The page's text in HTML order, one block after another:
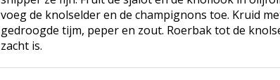
voeg de knolselder en de champignons toe. Kruid
gedroogde tijm, peper en zout. Roerbak tot de
zacht is.